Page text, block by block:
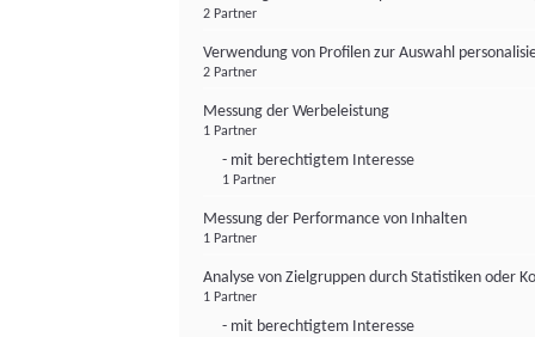
2 Partner
Verwendung von Profilen zur Auswahl
2 Partner
Messung der Werbeleistung
1 Partner
- mit berechtigtem Interesse
1 Partner
Messung der Performance von Inhalten
1 Partner
Analyse von Zielgruppen durch Statistiken oder
1 Partner
- mit berechtigtem Interesse